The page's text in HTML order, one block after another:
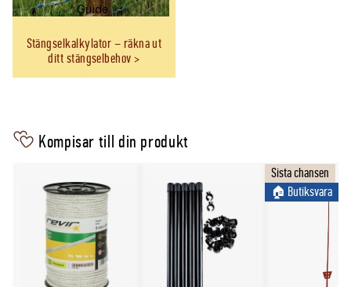
Guide
Stängselkalkylator – räkna ut
ditt stängselbehov
Kompisar till din produkt
Sista chansen
🏠︎ Butiksvara